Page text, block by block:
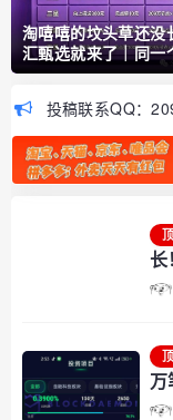
淘嘻嘻的坟头草还没
汇甄选就来了｜同一
手，同一套“公排”剧
投稿联系QQ：
顶
队
顶